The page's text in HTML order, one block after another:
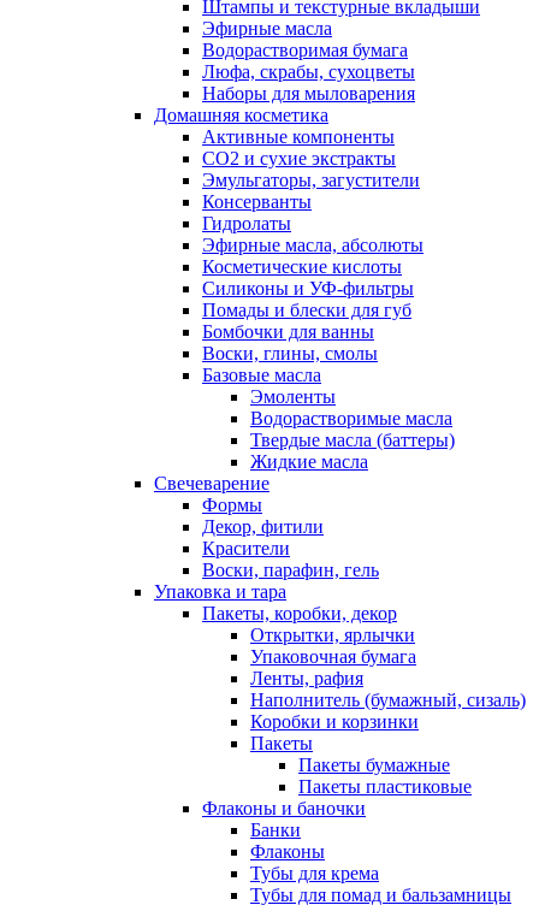
Штампы и текстурные вкладыши
Эфирные масла
Водорастворимая бумага
Люфа, скрабы, сухоцветы
Наборы для мыловарения
Домашняя косметика
Активные компоненты
СО2 и сухие экстракты
Эмульгаторы, загустители
Консерванты
Гидролаты
Эфирные масла, абсолюты
Косметические кислоты
Силиконы и УФ-фильтры
Помады и блески для губ
Бомбочки для ванны
Воски, глины, смолы
Базовые масла
Эмоленты
Водорастворимые масла
Твердые масла (баттеры)
Жидкие масла
Свечеварение
Формы
Декор, фитили
Красители
Воски, парафин, гель
Упаковка и тара
Пакеты, коробки, декор
Открытки, ярлычки
Упаковочная бумага
Ленты, рафия
Наполнитель (бумажный, сизаль)
Коробки и корзинки
Пакеты
Пакеты бумажные
Пакеты пластиковые
Флаконы и баночки
Банки
Флаконы
Тубы для крема
Тубы для помад и бальзамницы